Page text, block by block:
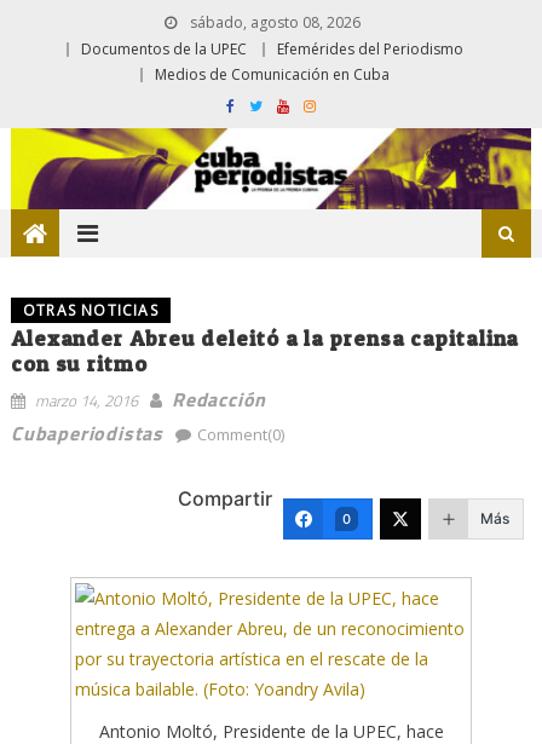
sábado, agosto 08, 2026
Documentos de la UPEC
Efemérides del Periodismo
Medios de Comunicación en Cuba
OTRAS NOTICIAS
Alexander Abreu deleitó a la prensa capitalina
con su ritmo
marzo 14, 2016
Redacción
Cubaperiodistas
Comment(0)
Compartir
0 Más
Antonio Moltó, Presidente de la UPEC, hace